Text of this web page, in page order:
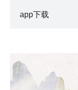
app下载